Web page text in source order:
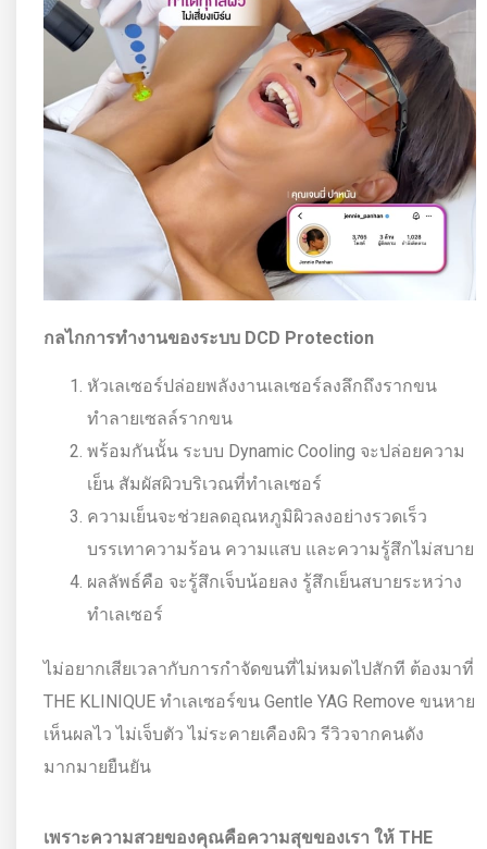
กลไกการทำงานของระบบ DCD Protection
หัวเลเซอร์ปล่อยพลังงานเลเซอร์ลงลึกถึงรากขน
ทำลายเซลล์รากขน
พร้อมกันนั้น ระบบ Dynamic Cooling จะปล่อยความ
เย็น สัมผัสผิวบริเวณที่ทำเลเซอร์
ความเย็นจะช่วยลดอุณหภูมิผิวลงอย่างรวดเร็ว
บรรเทาความร้อน ความแสบ และความรู้สึกไม่สบาย
ผลลัพธ์คือ จะรู้สึกเจ็บน้อยลง รู้สึกเย็นสบายระหว่าง
ทำเลเซอร์
ไม่อยากเสียเวลากับการกำจัดขนที่ไม่หมดไปสักที ต้องมาที่
THE KLINIQUE ทำเลเซอร์ขน Gentle YAG Remove ขนหาย
เห็นผลไว ไม่เจ็บตัว ไม่ระคายเคืองผิว รีวิวจากคนดัง
มากมายยืนยัน
เพราะความสวยของคุณคือความสุขของเรา ให้ THE